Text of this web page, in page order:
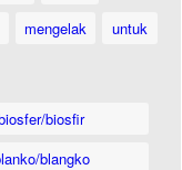
mengelak untuk
biosfir
blangko